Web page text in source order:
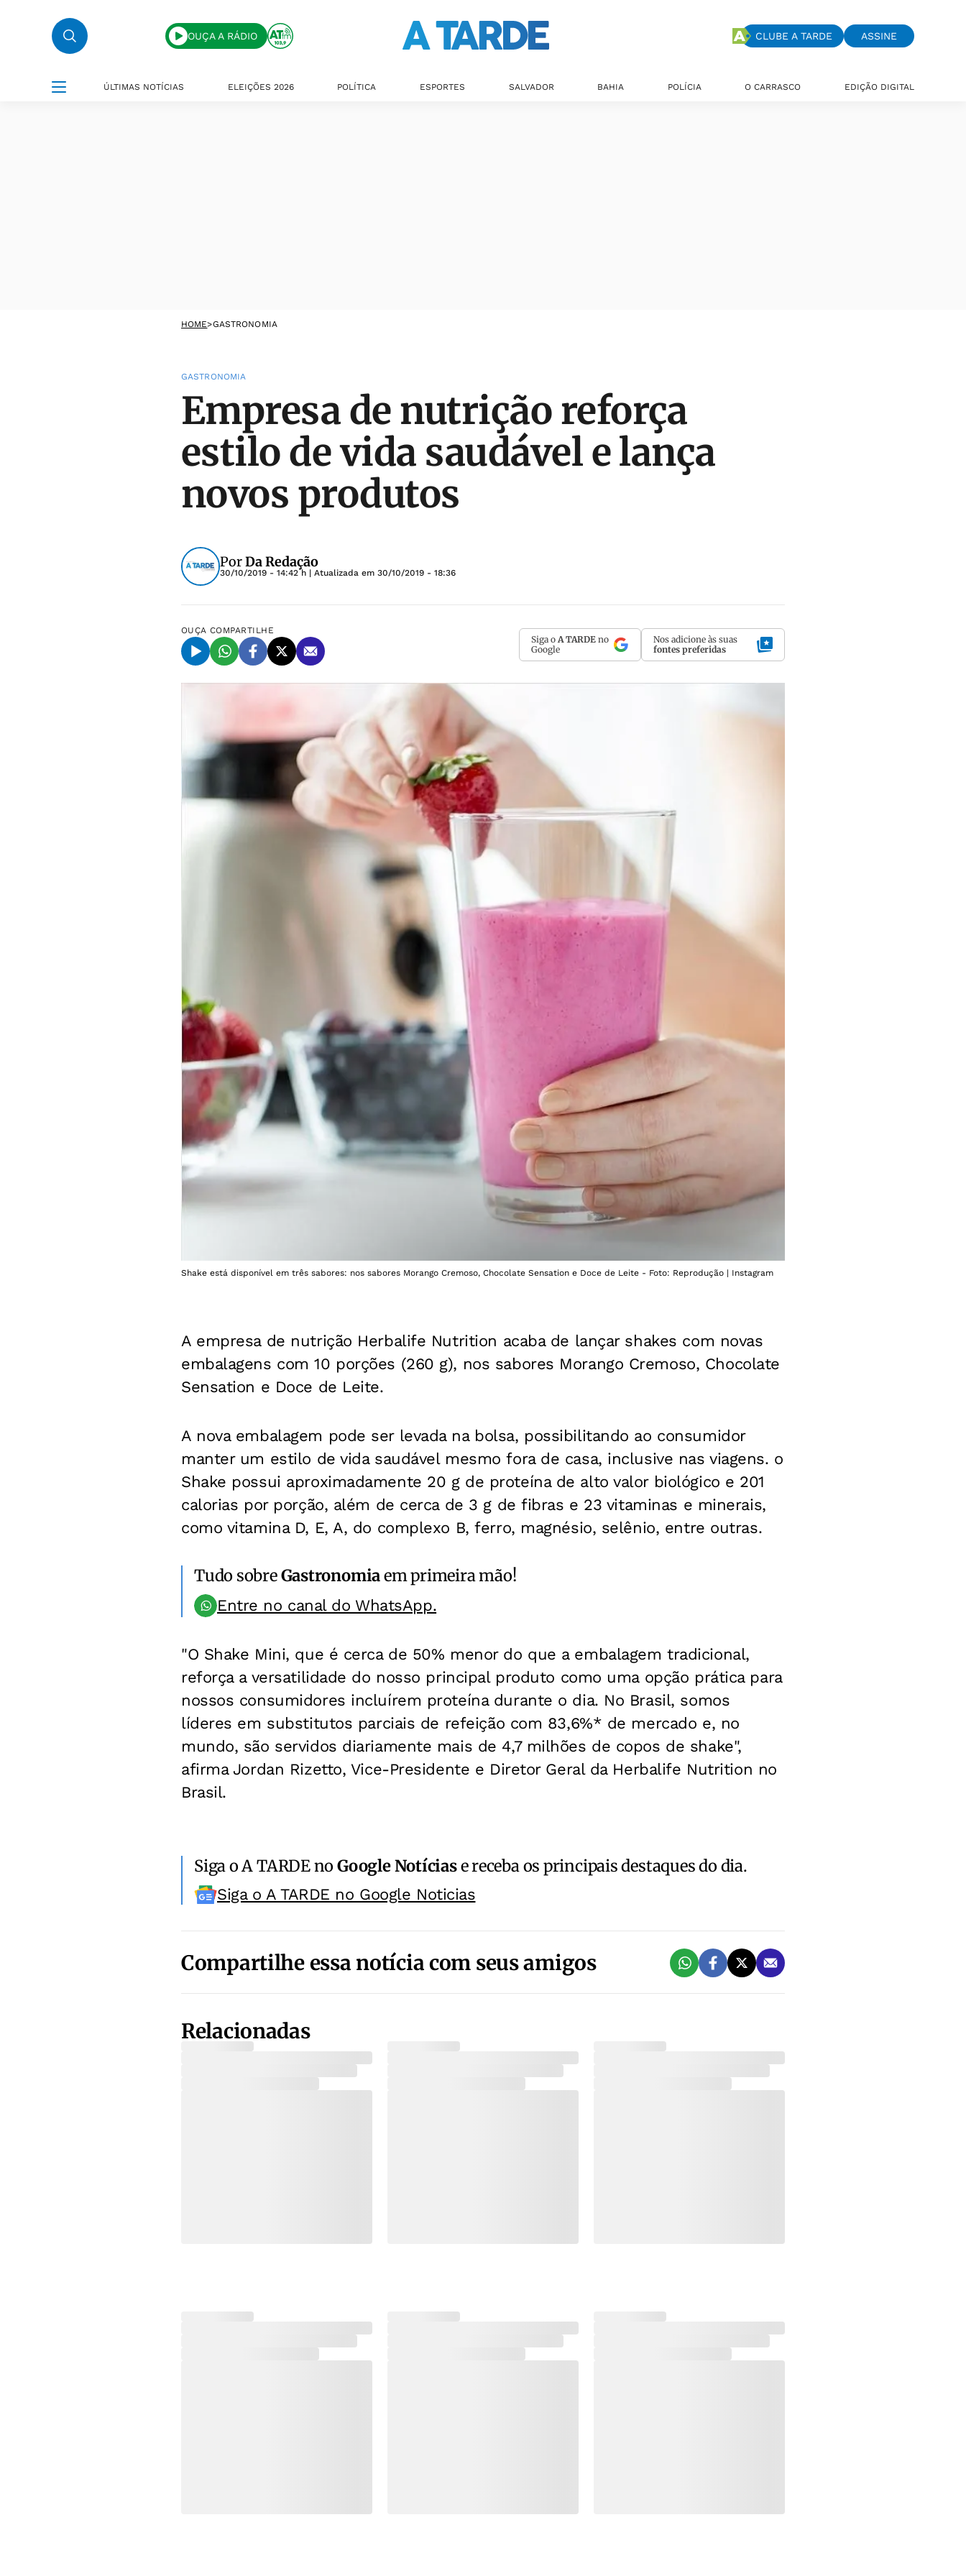
OUÇA A RÁDIO CLUBE A TARDE ASSINE
ÚLTIMAS NOTÍCIAS ELEIÇÕES 2026 POLÍTICA ESPORTES SALVADOR BAHIA POLÍCIA O CARRASCO EDIÇÃO DIGITAL
HOME>GASTRONOMIA
GASTRONOMIA
Empresa de nutrição reforça
estilo de vida saudável e lança
novos produtos
PorDa Redação
30/10/2019 - 14:42 h | Atualizada em 30/10/2019 - 18:36
OUÇA COMPARTILHE
Siga o A TARDE no
Google
Nos adicione às suas
fontes preferidas
Shake está disponível em três sabores: nos sabores Morango Cremoso, Chocolate Sensation e Doce de Leite - Foto: Reprodução | Instagram
A empresa de nutrição Herbalife Nutrition acaba de lançar shakes com novas
embalagens com 10 porções (260 g), nos sabores Morango Cremoso, Chocolate
Sensation e Doce de Leite.
A nova embalagem pode ser levada na bolsa, possibilitando ao consumidor
manter um estilo de vida saudável mesmo fora de casa, inclusive nas viagens. o
Shake possui aproximadamente 20 g de proteína de alto valor biológico e 201
calorias por porção, além de cerca de 3 g de fibras e 23 vitaminas e minerais,
como vitamina D, E, A, do complexo B, ferro, magnésio, selênio, entre outras.
Tudo sobreGastronomiaem primeira mão!
Entre no canal do WhatsApp.
"O Shake Mini, que é cerca de 50% menor do que a embalagem tradicional,
reforça a versatilidade do nosso principal produto como uma opção prática para
nossos consumidores incluírem proteína durante o dia. No Brasil, somos
líderes em substitutos parciais de refeição com 83,6%* de mercado e, no
mundo, são servidos diariamente mais de 4,7 milhões de copos de shake",
afirma Jordan Rizetto, Vice-Presidente e Diretor Geral da Herbalife Nutrition no
Brasil.
Siga o A TARDE noGoogle Notíciase receba os principais destaques do dia.
Siga o A TARDE no Google Noticias
Compartilhe essa notícia com seus amigos
Relacionadas